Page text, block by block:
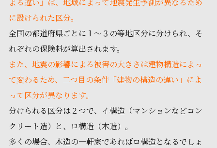
に設けられた区分。
全国の都道府県ごとに１〜３の等地区分に分けられ、そ
れぞれの保険料が算出されます。
また、地震の影響による被害の大きさは建物構造によっ
て変わるため、二つ目の条件「建物の構造の違い」によ
って区分が異なります。
分けられる区分は２つで、イ構造（マンションなどコン
クリート造）と、ロ構造（木造）。
多くの場合、木造の一軒家であればロ構造となるでしょ